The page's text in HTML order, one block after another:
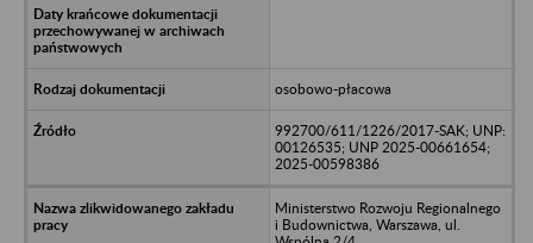
osobowo-płacowa
992700/611/1226/2017-SAK; UNP:
00126535; UNP 2025-00661654;
2025-00598386
Ministerstwo Rozwoju Regionalnego
i Budownictwa, Warszawa, ul.